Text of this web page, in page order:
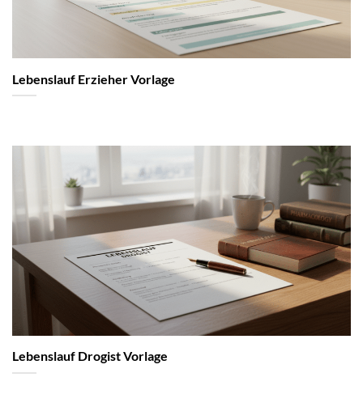
Lebenslauf Erzieher Vorlage
Lebenslauf Drogist Vorlage